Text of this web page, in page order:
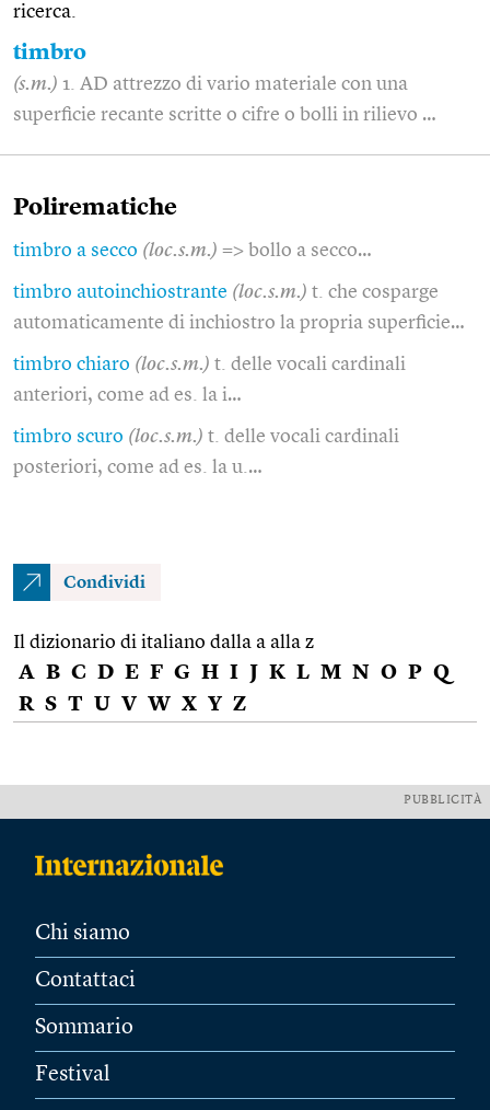
ricerca.
timbro
(s.m.) 1. AD attrezzo di vario materiale con una
superficie recante scritte o cifre o bolli in rilievo …
Polirematiche
timbro a secco (loc.s.m.) => bollo a secco…
timbro autoinchiostrante (loc.s.m.) t. che cosparge
automaticamente di inchiostro la propria superficie…
timbro chiaro (loc.s.m.) t. delle vocali cardinali
anteriori, come ad es. la i…
timbro scuro (loc.s.m.) t. delle vocali cardinali
posteriori, come ad es. la u.…
Condividi
Il dizionario di italiano dalla a alla z
A B C D E F G H I J K L M N O P Q
R S T U V W X Y Z
PUBBLICITÀ
Chi siamo
Contattaci
Sommario
Festival